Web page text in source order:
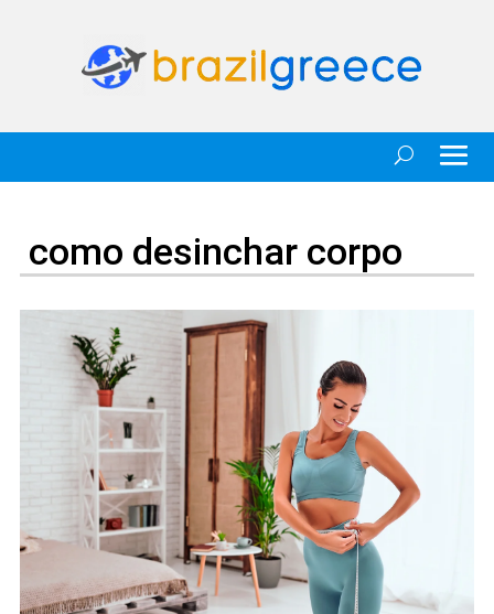
como desinchar corpo